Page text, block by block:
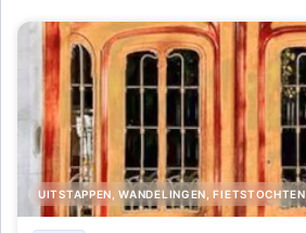
UITSTAPPEN, WANDELINGEN, FIETSTOCHTEN